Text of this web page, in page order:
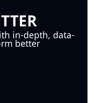
in-depth, data-
better